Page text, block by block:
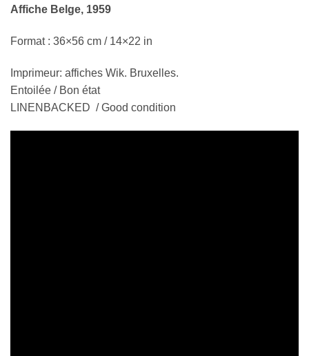
Affiche Belge, 1959
Format : 36×56 cm / 14×22 in
Imprimeur: affiches Wik. Bruxelles.
Entoilée / Bon état
LINENBACKED / Good condition